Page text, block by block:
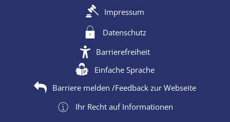
Impressum
Datenschutz
Barrierefreiheit
Einfache Sprache
Barriere melden /Feedback zur Webseite
Ihr Recht auf Informationen